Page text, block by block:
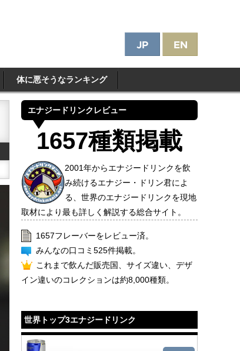
体に悪そうなランキング
エナジードリンクレビュー
1657種類掲載
2001年からエナジードリンクを飲
み続けるエナジー・ドリン君によ
る、世界のエナジードリンクを現地
取材により最も詳しく解説する総合サイト。
1657フレーバーをレビュー済。
みんなの口コミ525件掲載。
これまで飲んだ販売国、サイズ違い、デザ
イン違いのコレクションは約8,000種類。
世界トップ3エナジードリンク